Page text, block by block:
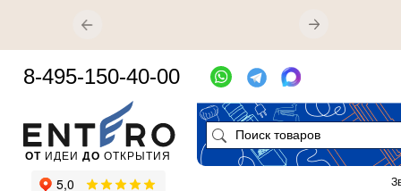
ОТ ИДЕИ ДО ОТКРЫТИЯ
8-495-150-40-00